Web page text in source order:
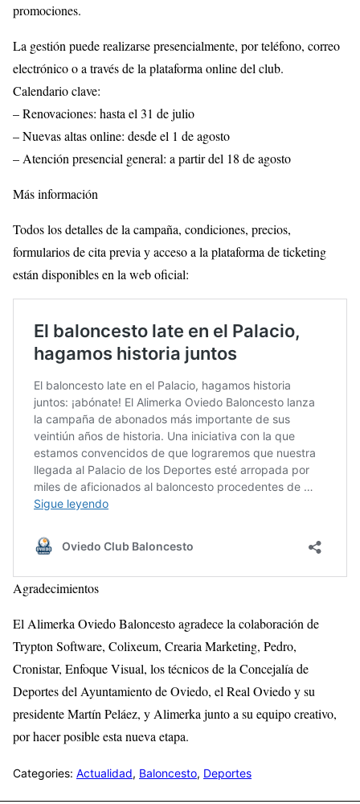
promociones.
La gestión puede realizarse presencialmente, por teléfono, correo
electrónico o a través de la plataforma online del club.
Calendario clave:
– Renovaciones: hasta el 31 de julio
– Nuevas altas online: desde el 1 de agosto
– Atención presencial general: a partir del 18 de agosto
Más información
Todos los detalles de la campaña, condiciones, precios,
formularios de cita previa y acceso a la plataforma de ticketing
están disponibles en la web oficial:
Agradecimientos
El Alimerka Oviedo Baloncesto agradece la colaboración de
Trypton Software, Colixeum, Crearia Marketing, Pedro,
Cronistar, Enfoque Visual, los técnicos de la Concejalía de
Deportes del Ayuntamiento de Oviedo, el Real Oviedo y su
presidente Martín Peláez, y Alimerka junto a su equipo creativo,
por hacer posible esta nueva etapa.
Categories: Actualidad, Baloncesto, Deportes